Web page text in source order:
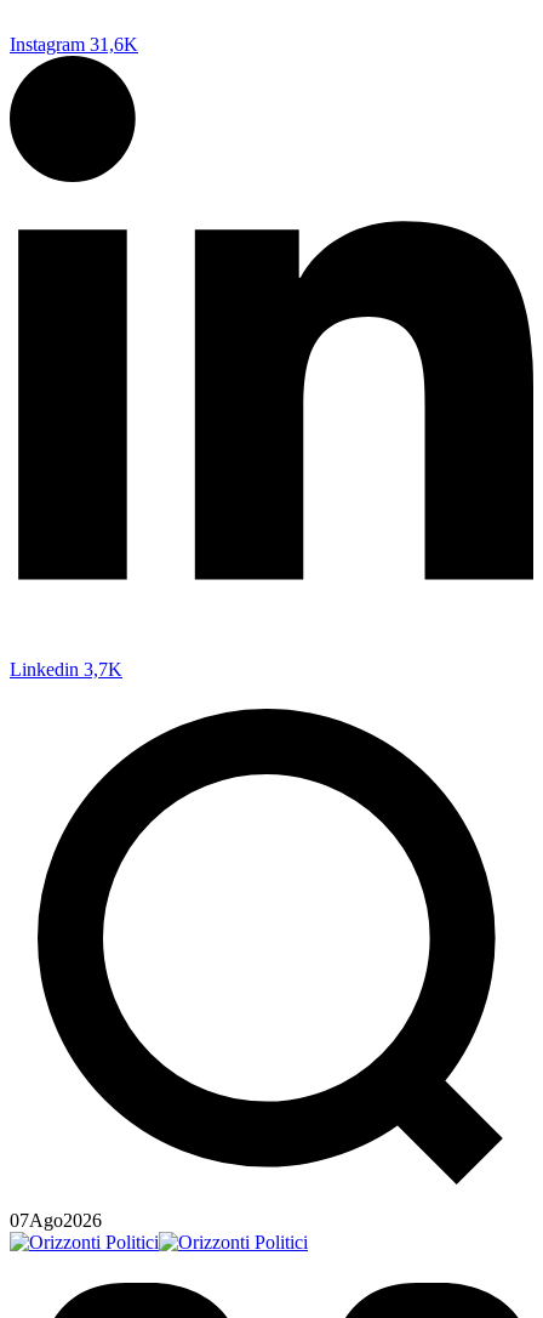
Instagram 31,6K
Linkedin 3,7K
07Ago2026